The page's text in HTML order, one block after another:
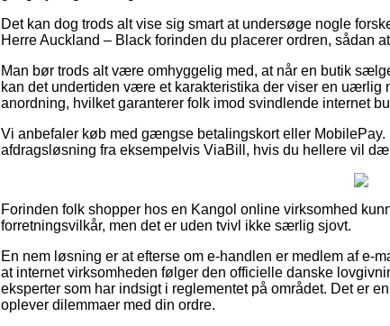
Det kan dog trods alt vise sig smart at undersøge nogle
Herre Auckland – Black forinden du placerer ordren, sådan
Man bør trods alt være omhyggelig med, at når en butik
kan det undertiden være et karakteristika der viser en uærlig
anordning, hvilket garanterer folk imod svindlende internet
Vi anbefaler køb med gængse betalingskort eller
afdragsløsning fra eksempelvis ViaBill, hvis du hellere vil
Forinden folk shopper hos en Kangol online virksomhed
forretningsvilkår, men det er uden tvivl ikke særlig sjovt.
En nem løsning er at efterse om e-handlen er medlem af
at internet virksomheden følger den officielle danske
eksperter som har indsigt i reglementet på området. Det er
oplever dilemmaer med din ordre.